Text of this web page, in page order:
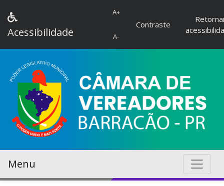
Acessibilidade
A+
A-
Contraste
Menu